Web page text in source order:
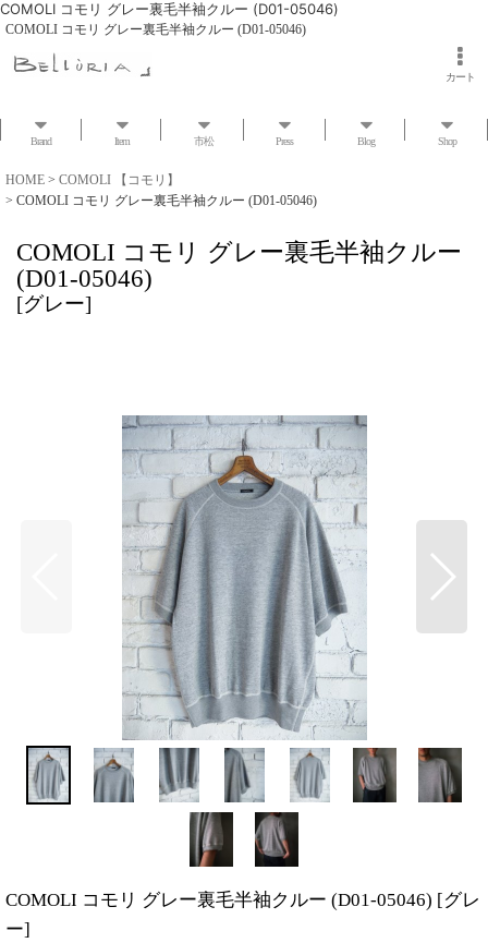
COMOLI コモリ グレー裏毛半袖クルー (D01-05046)
COMOLI コモリ グレー裏毛半袖クルー (D01-05046)
カート
Brand Item 市松 Press Blog Shop
HOME > COMOLI 【コモリ】
> COMOLI コモリ グレー裏毛半袖クルー (D01-05046)
COMOLI コモリ グレー裏毛半袖クルー
(D01-05046)
[グレー]
COMOLI コモリ グレー裏毛半袖クルー (D01-05046) [グレ
ー]